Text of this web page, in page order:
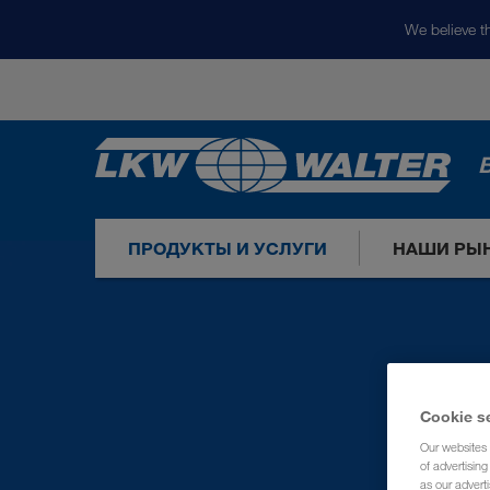
We believe
ПРОДУКТЫ И УСЛУГИ НАШИ
Cookie
Our
of
as our